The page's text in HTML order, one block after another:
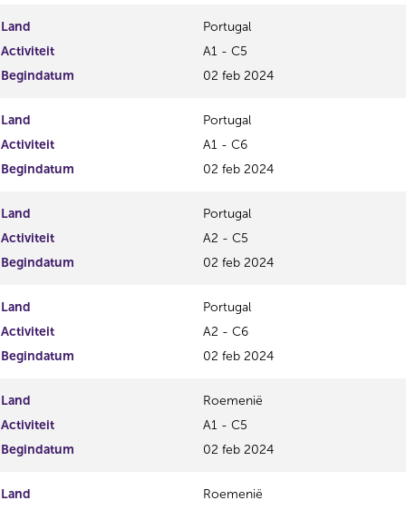
Land
Portugal
Activiteit
A1 - C5
Begindatum
02 feb 2024
Land
Portugal
Activiteit
A1 - C6
Begindatum
02 feb 2024
Land
Portugal
Activiteit
A2 - C5
Begindatum
02 feb 2024
Land
Portugal
Activiteit
A2 - C6
Begindatum
02 feb 2024
Land
Roemenië
Activiteit
A1 - C5
Begindatum
02 feb 2024
Land
Roemenië